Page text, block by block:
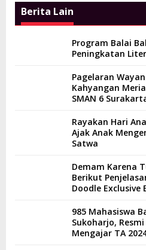
Berita Lain
Program Balai
Peningkatan
Pagelaran
Kahyangan
SMAN 6
Rayakan Hari
Ajak Anak
Satwa
Demam Karena
Berikut
Doodle Exclusive
985 Mahasiswa
Sukoharjo,
Mengajar TA